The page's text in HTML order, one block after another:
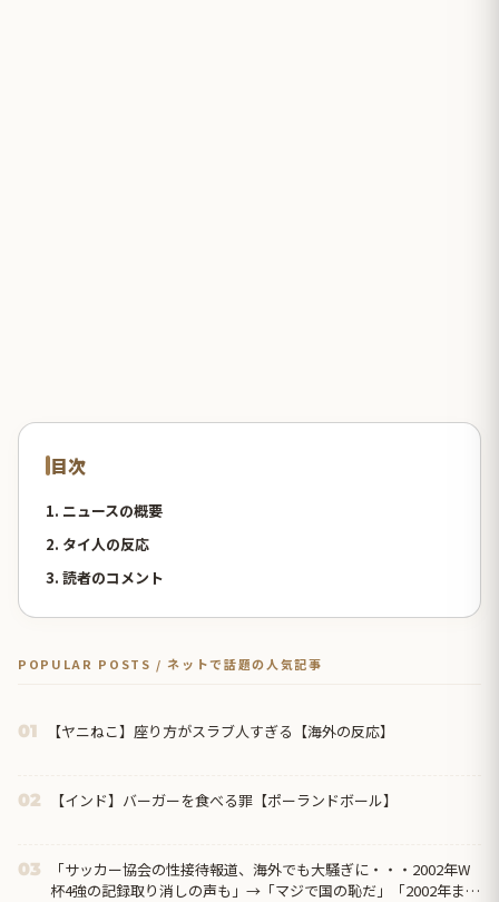
目次
1. ニュースの概要
2. タイ人の反応
3. 読者のコメント
POPULAR POSTS / ネットで話題の人気記事
01 【ヤニねこ】座り方がスラブ人すぎる【海外の反応】
02 【インド】バーガーを食べる罪【ポーランドボール】
03
「サッカー協会の性接待報道、海外でも大騒ぎに・・・2002年W
杯4強の記録取り消しの声も」→「マジで国の恥だ」「2002年まで